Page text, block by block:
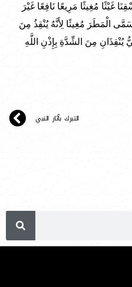
غَيْثًا مُغِيثًا مَرِيعًا نَافِعًا غَيْرَ
الْمَطَرَ مُغِيثًا لِأَنَّهُ يُنْقِذُ مِنَ
يُنْقِذَانِ مِنَ الشِّدَّةِ بِإِذْنِ اللَّهِ
التبرك بآثار النبي